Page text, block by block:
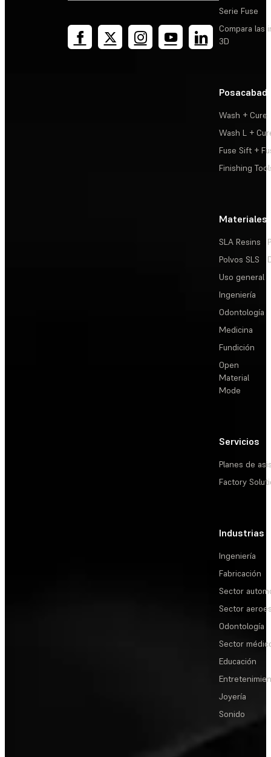
Serie Fuse
Compara las
3D
Wash + Cure
Wash L +
Fuse Sift +
Finishing
Materiales
SLA Resins
Polvos SLS
Uso general
Ingeniería
Odontología
Medicina
Fundición
Open
Material
Mode
Servicios
Planes de
Factory
Industrias
Ingeniería
Fabricación
Sector
Sector
Odontología
Sector
Educación
Joyería
Sonido